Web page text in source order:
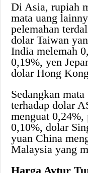
Di Asia, rupiah
mata uang
pelemahan
dolar Taiwan
India melemah
0,19%, yen
dolar Hong
Sedangkan
terhadap dolar
menguat
0,10%, dolar
yuan China
Malaysia yang
Harga Avtur